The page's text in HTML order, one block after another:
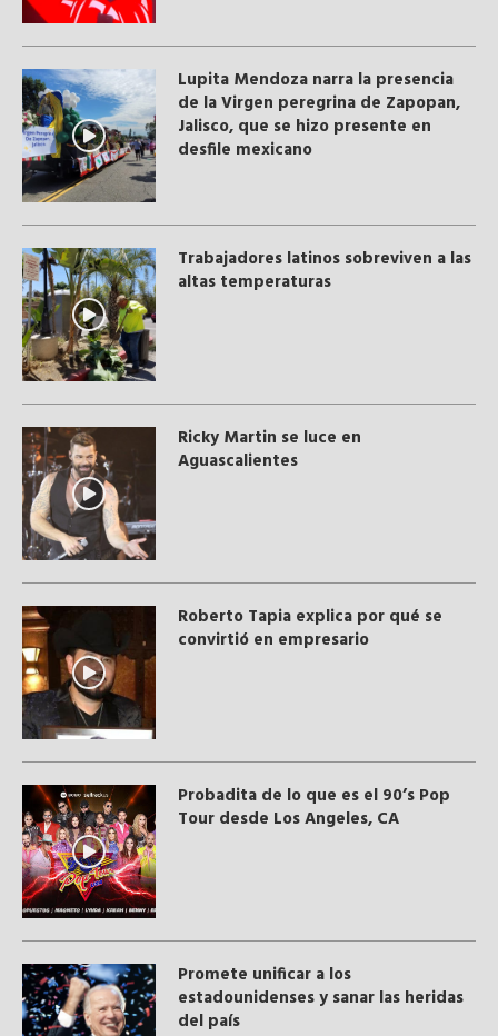
Lupita Mendoza narra la presencia
de la Virgen peregrina de Zapopan,
Jalisco, que se hizo presente en
desfile mexicano
Trabajadores latinos sobreviven a las
altas temperaturas
Ricky Martin se luce en
Aguascalientes
Roberto Tapia explica por qué se
convirtió en empresario
Probadita de lo que es el 90’s Pop
Tour desde Los Angeles, CA
Promete unificar a los
estadounidenses y sanar las heridas
del país